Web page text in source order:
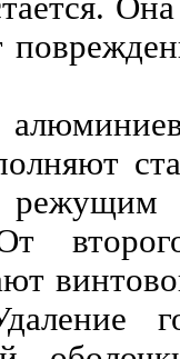
второго